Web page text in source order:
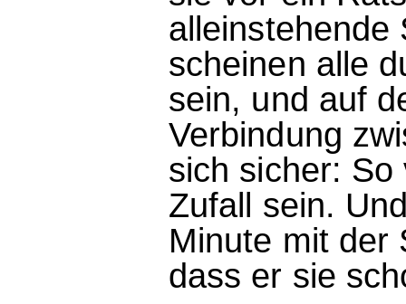
alleinstehende
scheinen alle
sein, und auf
Verbindung
sich sicher: So
Zufall sein.
Minute mit der
dass er sie